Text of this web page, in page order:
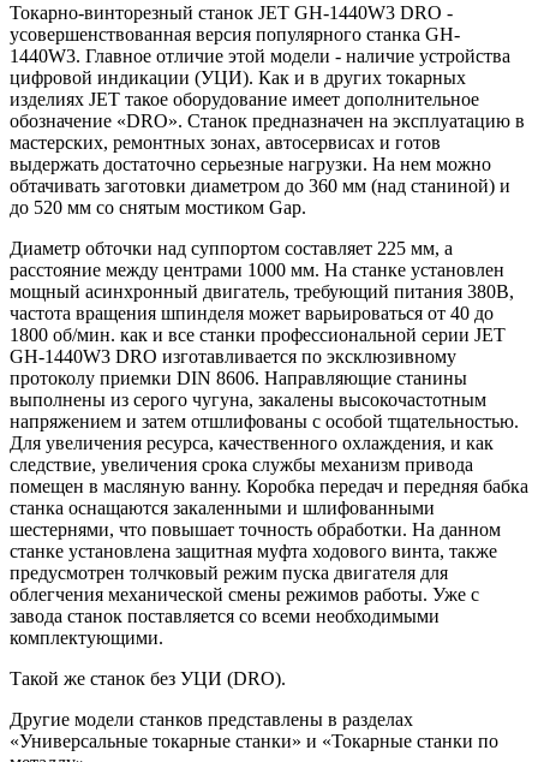
Токарно-винторезный станок JET GH-1440W3 DRO -
усовершенствованная версия популярного станка GH-
1440W3. Главное отличие этой модели - наличие устройства
цифровой индикации (УЦИ). Как и в других токарных
изделиях JET такое оборудование имеет дополнительное
обозначение «DRO». Станок предназначен на эксплуатацию в
мастерских, ремонтных зонах, автосервисах и готов
выдержать достаточно серьезные нагрузки. На нем можно
обтачивать заготовки диаметром до 360 мм (над станиной) и
до 520 мм со снятым мостиком Gap.
Диаметр обточки над суппортом составляет 225 мм, а
расстояние между центрами 1000 мм. На станке установлен
мощный асинхронный двигатель, требующий питания 380В,
частота вращения шпинделя может варьироваться от 40 до
1800 об/мин. как и все станки профессиональной серии JET
GH-1440W3 DRO изготавливается по эксклюзивному
протоколу приемки DIN 8606. Направляющие станины
выполнены из серого чугуна, закалены высокочастотным
напряжением и затем отшлифованы с особой тщательностью.
Для увеличения ресурса, качественного охлаждения, и как
следствие, увеличения срока службы механизм привода
помещен в масляную ванну. Коробка передач и передняя бабка
станка оснащаются закаленными и шлифованными
шестернями, что повышает точность обработки. На данном
станке установлена защитная муфта ходового винта, также
предусмотрен толчковый режим пуска двигателя для
облегчения механической смены режимов работы. Уже с
завода станок поставляется со всеми необходимыми
комплектующими.
Такой же станок без УЦИ (DRO).
Другие модели станков представлены в разделах
«Универсальные токарные станки» и «Токарные станки по